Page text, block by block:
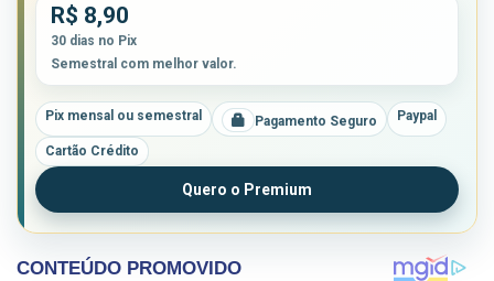
R$ 8,90
30 dias no Pix
Semestral com melhor valor.
Pix mensal ou semestral Pagamento Seguro Paypal
Cartão Crédito
Quero o Premium